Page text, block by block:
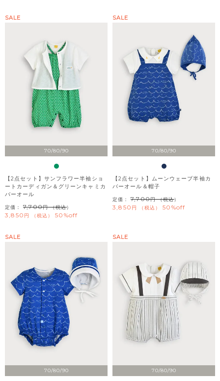
70/80/90
SALE
【2点セット】サンフラワー半袖ショ
ートカーディガン＆グリーンキャミカ
バーオール
定価： 7,700 （税込）
3,850 税込 50%off
70/80/90
SALE
【2点セット】ムーンウェーブ半袖カ
バーオール＆帽子
定価： 7,700 （税込）
3,850 税込 50%off
70/80/90
SALE
70/80/90
SALE